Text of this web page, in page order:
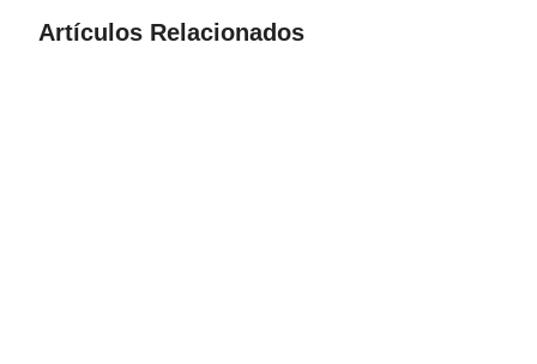
o
o
Artículos Relacionados